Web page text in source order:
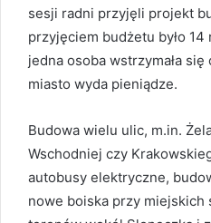
sesji radni przyjęli projekt
przyjęciem budżetu było
jedna osoba wstrzymała się
miasto wyda pieniądze.
Budowa wielu ulic, m.in.
Wschodniej czy
autobusy elektryczne,
nowe boiska przy miejskich